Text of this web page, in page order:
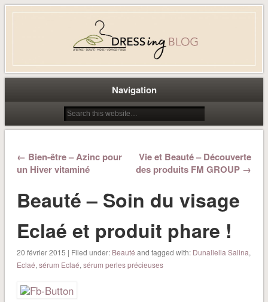
Dress-ing – Blog lifestyle beauté
mode à Caen
Navigation
← Bien-être – Azinc pour
un Hiver vitaminé
Vie et Beauté – Découverte
des produits FM GROUP →
Beauté – Soin du visage
Eclaé et produit phare !
20 février 2015 | Filed under: Beauté and tagged with: Dunaliella Salina,
Eclaé, sérum Eclaé, sérum perles précieuses